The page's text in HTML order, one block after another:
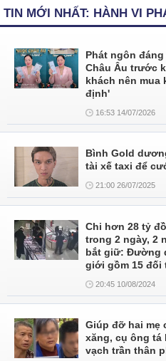
TIN MỚI NHẤT: HÀNH VI
Phát ngôn
Châu Âu trước
khách nên mua
định'
16:53 14/07/2026
Bình Gold
tài xế taxi để
21:00 26/07/2025
Chi hơn 28 tỷ
trong 2 ngày, 2
bắt giữ: Đường
giới gồm 15
20:45 10/08/2024
Giúp đỡ hai mẹ
xăng, cụ ông tá
vạch trần thân